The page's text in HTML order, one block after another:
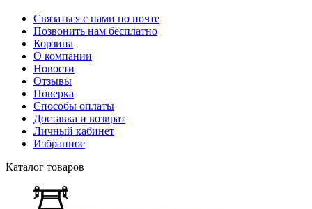
Связаться с нами по почте
Позвонить нам бесплатно
Корзина
О компании
Новости
Отзывы
Поверка
Способы оплаты
Доставка и возврат
Личный кабинет
Избранное
Каталог товаров